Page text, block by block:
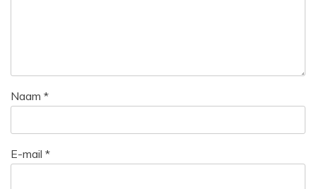
Naam *
E-mail *